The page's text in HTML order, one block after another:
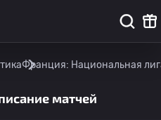
Франция: Национальная
матчей